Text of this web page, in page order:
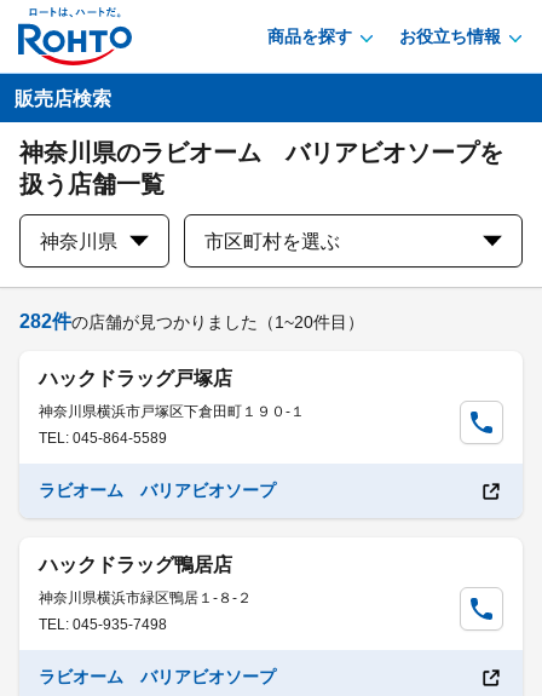
商品を探す お役立ち情報
販売店検索
神奈川県のラビオーム バリアビオソープを
扱う店舗一覧
神奈川県 市区町村を選ぶ
282件の店舗が見つかりました （1~20件目）
ハックドラッグ戸塚店
神奈川県横浜市戸塚区下倉田町１９０-１
TEL: 045-864-5589
ラビオーム バリアビオソープ
ハックドラッグ鴨居店
神奈川県横浜市緑区鴨居１-８-２
TEL: 045-935-7498
ラビオーム バリアビオソープ